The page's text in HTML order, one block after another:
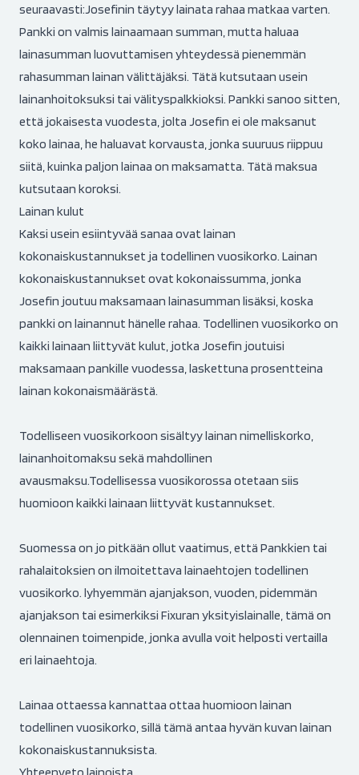
seuraavasti:Josefinin täytyy lainata rahaa matkaa varten.
Pankki on valmis lainaamaan summan, mutta haluaa
lainasumman luovuttamisen yhteydessä pienemmän
rahasumman lainan välittäjäksi. Tätä kutsutaan usein
lainanhoitoksuksi tai välityspalkkioksi. Pankki sanoo sitten,
että jokaisesta vuodesta, jolta Josefin ei ole maksanut
koko lainaa, he haluavat korvausta, jonka suuruus riippuu
siitä, kuinka paljon lainaa on maksamatta. Tätä maksua
kutsutaan koroksi.
Lainan kulut
Kaksi usein esiintyvää sanaa ovat lainan
kokonaiskustannukset ja todellinen vuosikorko. Lainan
kokonaiskustannukset ovat kokonaissumma, jonka
Josefin joutuu maksamaan lainasumman lisäksi, koska
pankki on lainannut hänelle rahaa. Todellinen vuosikorko on
kaikki lainaan liittyvät kulut, jotka Josefin joutuisi
maksamaan pankille vuodessa, laskettuna prosentteina
lainan kokonaismäärästä.
Todelliseen vuosikorkoon sisältyy lainan nimelliskorko,
lainanhoitomaksu sekä mahdollinen
avausmaksu.Todellisessa vuosikorossa otetaan siis
huomioon kaikki lainaan liittyvät kustannukset.
Suomessa on jo pitkään ollut vaatimus, että Pankkien tai
rahalaitoksien on ilmoitettava lainaehtojen todellinen
vuosikorko. lyhyemmän ajanjakson, vuoden, pidemmän
ajanjakson tai esimerkiksi Fixuran yksityislainalle, tämä on
olennainen toimenpide, jonka avulla voit helposti vertailla
eri lainaehtoja.
Lainaa ottaessa kannattaa ottaa huomioon lainan
todellinen vuosikorko, sillä tämä antaa hyvän kuvan lainan
kokonaiskustannuksista.
Yhteenveto lainoista